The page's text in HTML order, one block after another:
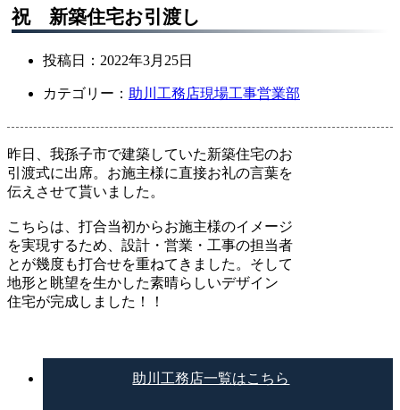
祝 新築住宅お引渡し
投稿日： 2022年3月25日
カテゴリー： 助川工務店現場工事営業部
昨日、我孫子市で建築していた新築住宅のお
引渡式に出席。お施主様に直接お礼の言葉を
伝えさせて貰いました。
こちらは、打合当初からお施主様のイメージ
を実現するため、設計・営業・工事の担当者
とが幾度も打合せを重ねてきました。そして
地形と眺望を生かした素晴らしいデザイン
住宅が完成しました！！
助川工務店一覧はこちら